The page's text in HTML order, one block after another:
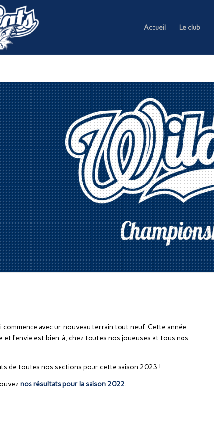
Accueil Le club
commence avec un nouveau terrain tout neuf. Cette année
et l’envie est bien là, chez toutes nos joueuses et tous nos
de toutes nos sections pour cette saison 2023 !
nos résultats pour la saison 2022.